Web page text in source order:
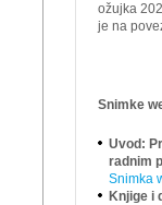
ožujka
je na
Snimke
Uvod:
radnim
Snimka
Knjige i